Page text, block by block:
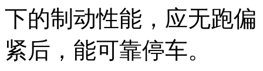
下的制动性能，应无跑
紧后，能可靠停车。